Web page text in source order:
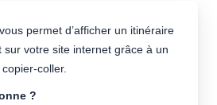
permet d’afficher un itinéraire
sur votre site internet grâce à un
coller.
?